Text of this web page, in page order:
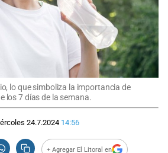
lo que simboliza la importancia de
los 7 días de la semana.
24.7.2024 14:56
+ Agregar El Litoral en